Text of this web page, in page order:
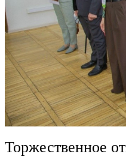
Торжественное